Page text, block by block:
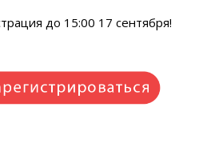
до 15:00 17 сентября!